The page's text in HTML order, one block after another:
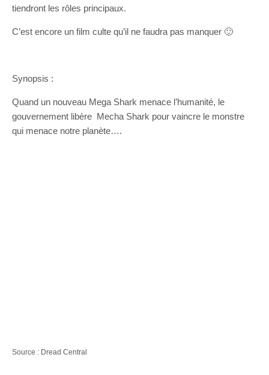
tiendront les rôles principaux.
C’est encore un film culte qu’il ne faudra pas manquer 🙂
Synopsis :
Quand un nouveau Mega Shark menace l’humanité, le
gouvernement libère Mecha Shark pour vaincre le monstre
qui menace notre planète….
Source : Dread Central